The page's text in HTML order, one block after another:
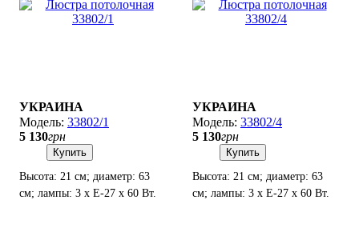
УКРАИНА
33802/1
5 130грн
Купить
Высота: 21 см; диаметр: 63
см; лампы: 3 х Е-27 х 60 Вт.
УКРАИНА
33802/4
5 130грн
Купить
Высота: 21 см; диаметр: 63
см; лампы: 3 х Е-27 х 60 Вт.